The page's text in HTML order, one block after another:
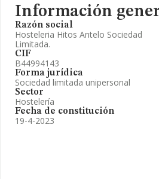
Información
Razón social
Hosteleria Hitos Antelo Sociedad
Limitada.
CIF
B44994143
Forma jurídica
Sociedad limitada unipersonal
Sector
Hostelería
Fecha de constitución
19-4-2023